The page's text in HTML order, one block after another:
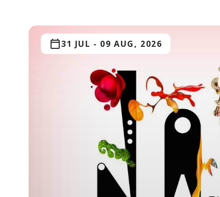
31 JUL - 09 AUG, 2026